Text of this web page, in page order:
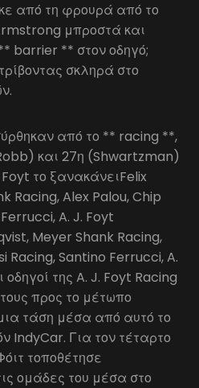
από τη φρουρά από το
μπροστά και
barrier ** στον οδηγό;
σκληρά στο
από το ** racing **,
και 27η (Shwartzman)
το ξανακάνειFelix
Racing, Alex Palou, Chip
A. J. Foyt
Meyer Shank Racing,
Racing, Santino Ferrucci, A.
της A. J. Foyt Racing
προς το μέτωπο
τάση μέσα από αυτό το
IndyCar. Για τον τέταρτο
τοποθέτησε
ομάδες του μέσα στο